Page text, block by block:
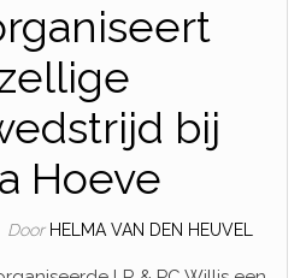
bij
Hoeve
Door HELMA VAN DEN HEUVEL